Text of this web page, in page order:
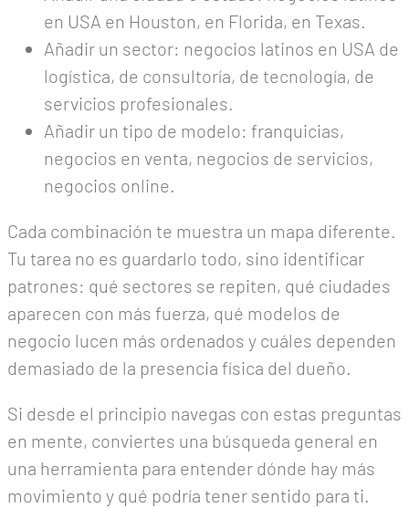
en USA en Houston, en Florida, en Texas.
Añadir un sector: negocios latinos en USA de
logística, de consultoría, de tecnología, de
servicios profesionales.
Añadir un tipo de modelo: franquicias,
negocios en venta, negocios de servicios,
negocios online.
Cada combinación te muestra un mapa diferente.
Tu tarea no es guardarlo todo, sino identificar
patrones: qué sectores se repiten, qué ciudades
aparecen con más fuerza, qué modelos de
negocio lucen más ordenados y cuáles dependen
demasiado de la presencia física del dueño.
Si desde el principio navegas con estas preguntas
en mente, conviertes una búsqueda general en
una herramienta para entender dónde hay más
movimiento y qué podría tener sentido para ti.